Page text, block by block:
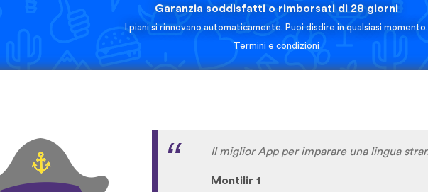
Garanzia soddisfatti o rimborsati di 28 giorni
I piani si rinnovano automaticamente. Puoi disdire in qualsiasi momento.
Termini e condizioni
molto interattiva, piacevole, didattica!
italo usai